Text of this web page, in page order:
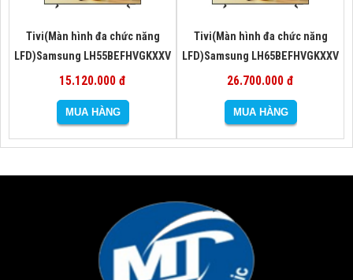
Tivi(Màn hình đa chức năng
LFD)Samsung LH55BEFHVGKXXV
15.120.000 đ
Tivi(Màn hình đa chức năng
LFD)Samsung LH65BEFHVGKXXV
26.700.000 đ